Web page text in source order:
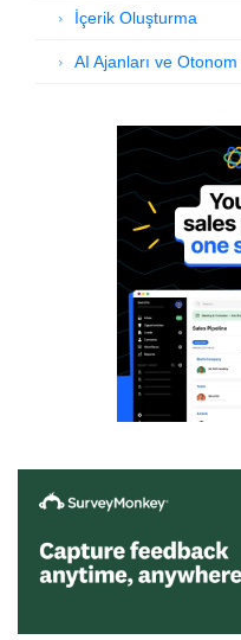
İçerik Oluşturma
AI Ajanları ve Otonom